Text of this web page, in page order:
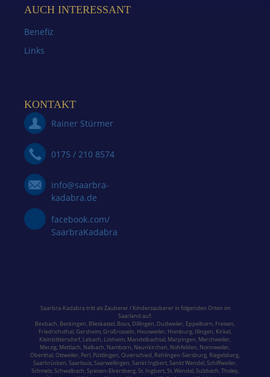
AUCH INTERESSANT
Benefiz
Links
KONTAKT
Rainer Stürmer
0175 / 210 8574
info@saarbra-
kadabra.de
facebook.com/
SaarbraKadabra
Saarbra-Kadabra tritt als Zauberer / Kinderzauberer in folgenden Orten im
Saarland auf:
Bexbach, Beckingen, Blieskastel, Bous, Dillingen, Dudweiler, Eppelborn, Freisen,
Friedrichsthal,Gersheim,Großrosseln, Heusweiler, Homburg, Illingen, Kirkel,
Kleinblittersdorf, Lebach, Losheim, Mandelbachtal, Marpingen, Merchweiler,
Merzig, Mettlach, Nalbach, Namborn, Neunkirchen, Nohfelden, Nonnweiler,
Oberthal,Ottweiler, Perl, Püttlingen,Quierschied, Rehlingen-Siersburg, Riegelsberg,
Saarbrücken,Saarlouis,Saarwellingen,Sankt Ingbert,Sankt Wendel,Schiffweiler,
Schmelz,Schwalbach,Spiesen-Elversberg,St. Ingbert,St. Wendel,Sulzbach,Tholey,